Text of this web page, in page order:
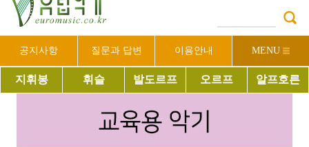
공지사항 질문과 답변 이용안내 MENU
지휘봉 휘슬 발도르프 오르프 알프호른